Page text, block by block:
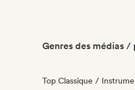
Genres des médias /
Top Classique /